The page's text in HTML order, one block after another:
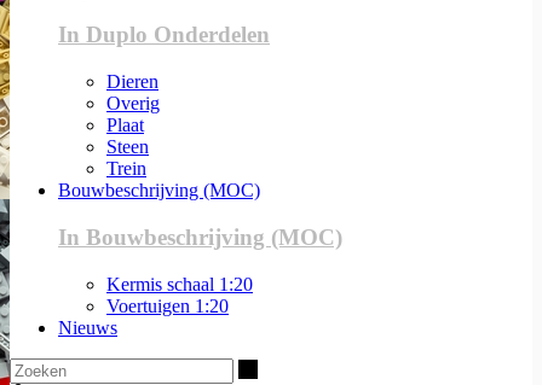
In Duplo Onderdelen
Dieren
Overig
Plaat
Steen
Trein
Bouwbeschrijving (MOC)
In Bouwbeschrijving (MOC)
Kermis schaal 1:20
Voertuigen 1:20
Nieuws